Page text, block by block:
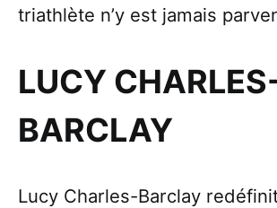
triathlète n’y est jamais
LUCY
BARCLAY
Lucy Charles-Barclay